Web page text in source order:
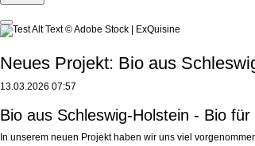
© Adobe Stock | ExQuisine
Neues Projekt: Bio aus
13.03.2026 07:57
Bio aus Schleswig-Holstein - Bio für
In unserem neuen Projekt haben wir uns viel